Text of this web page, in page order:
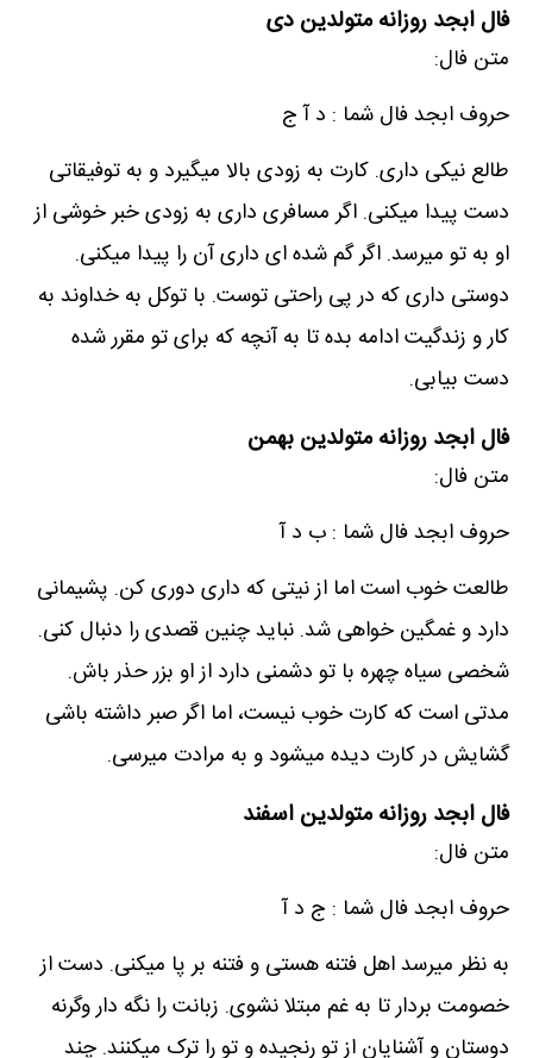
فال ابجد روزانه متولدین دی
متن فال:
حروف ابجد فال شما : د آ ج
طالع نیکی داری. کارت به زودی بالا میگیرد و به توفیقاتی
دست پیدا میکنی. اگر مسافری داری به زودی خبر خوشی از
او به تو میرسد. اگر گم شده ای داری آن را پیدا میکنی.
دوستی داری که در پی راحتی توست. با توکل به خداوند به
کار و زندگیت ادامه بده تا به آنچه که برای تو مقرر شده
دست بیابی.
فال ابجد روزانه متولدین بهمن
متن فال:
حروف ابجد فال شما : ب د آ
طالعت خوب است اما از نیتی که داری دوری کن. پشیمانی
دارد و غمگین خواهی شد. نباید چنین قصدی را دنبال کنی.
شخصی سیاه چهره با تو دشمنی دارد از او بزر حذر باش.
مدتی است که کارت خوب نیست، اما اگر صبر داشته باشی
گشایش در کارت دیده میشود و به مرادت میرسی.
فال ابجد روزانه متولدین اسفند
متن فال:
حروف ابجد فال شما : ج د آ
به نظر میرسد اهل فتنه هستی و فتنه بر پا میکنی. دست از
خصومت بردار تا به غم مبتلا نشوی. زبانت را نگه دار وگرنه
دوستان و آشنایان از تو رنجیده و تو را ترک میکنند. چند